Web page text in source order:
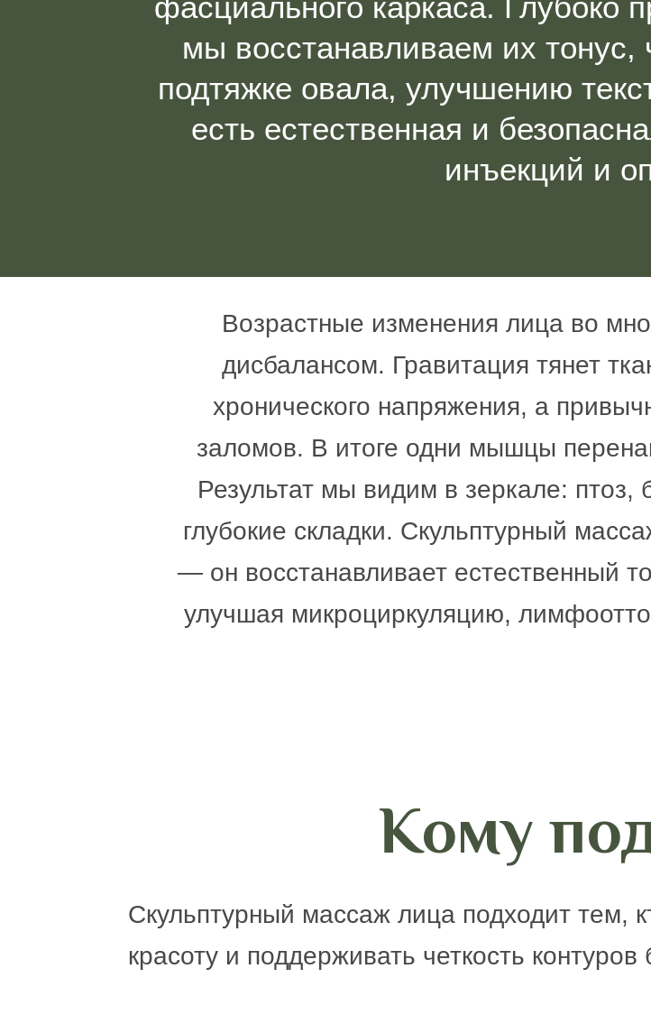
мы восстанавливаем их тонус,
подтяжке овала, улучшению
есть естественная и
инъекций и
Кому
Возрастные изменения лица во
дисбалансом. Гравитация тянет
хронического напряжения, а
заломов. В итоге одни мышцы
Результат мы видим в зеркале: птоз,
глубокие складки. Скульптурный
— он восстанавливает естественный
улучшая микроциркуляцию,
Скульптурный массаж лица подходит тем,
красоту и поддерживать четкость